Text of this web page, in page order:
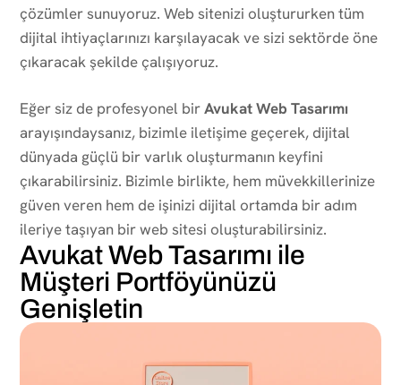
çözümler sunuyoruz. Web sitenizi oluştururken tüm
dijital ihtiyaçlarınızı karşılayacak ve sizi sektörde öne
çıkaracak şekilde çalışıyoruz.
Eğer siz de profesyonel birAvukat Web Tasarımı
arayışındaysanız, bizimle iletişime geçerek, dijital
dünyada güçlü bir varlık oluşturmanın keyfini
çıkarabilirsiniz. Bizimle birlikte, hem müvekkillerinize
güven veren hem de işinizi dijital ortamda bir adım
ileriye taşıyan bir web sitesi oluşturabilirsiniz.
Avukat Web Tasarımı ile
Müşteri Portföyünüzü
Genişletin